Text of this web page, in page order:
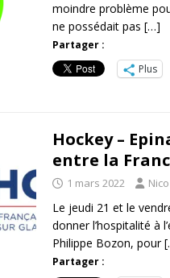
moindre problème
ne possédait pas […]
Partager :
Plus
Hockey –
entre la
1 mars 2022 Nico
Le jeudi 21 et le
donner l’hospitalité à
Philippe Bozon, pour
Partager :